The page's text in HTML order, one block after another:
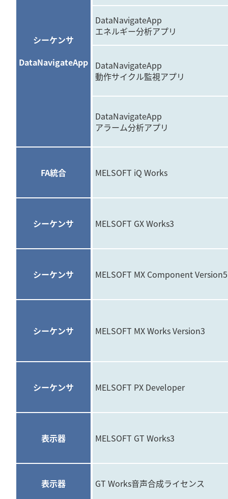
シーケンサ
DataNavigateApp
DataNavigateApp
エネルギー分析アプリ
DataNavigateApp
動作サイクル監視アプリ
DataNavigateApp
アラーム分析アプリ
FA統合 MELSOFT iQ Works
シーケンサ MELSOFT GX Works3
シーケンサ MELSOFT MX Component Version5
シーケンサ MELSOFT MX Works Version3
シーケンサ MELSOFT PX Developer
表示器 MELSOFT GT Works3
表示器 GT Works音声合成ライセンス